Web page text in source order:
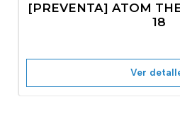
[PREVENTA] ATOM
18
Ver